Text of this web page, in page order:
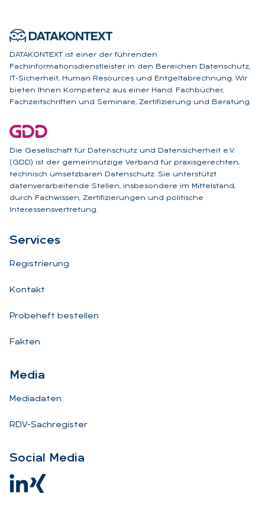
DATAKONTEXT ist einer der führenden
Fachinformationsdienstleister in den Bereichen Datenschutz,
IT-Sicherheit, Human Resources und Entgeltabrechnung. Wir
bieten Ihnen Kompetenz aus einer Hand: Fachbücher,
Fachzeitschriften und Seminare, Zertifizierung und Beratung.
Die Gesellschaft für Datenschutz und Datensicherheit e.V.
(GDD) ist der gemeinnützige Verband für praxisgerechten,
technisch umsetzbaren Datenschutz. Sie unterstützt
datenverarbeitende Stellen, insbesondere im Mittelstand,
durch Fachwissen, Zertifizierungen und politische
Interessensvertretung.
Ser­vices
Registrierung
Kontakt
Probeheft bestellen
Fakten
Me­dia
Mediadaten
RDV-Sachregister
So­ci­al Me­dia